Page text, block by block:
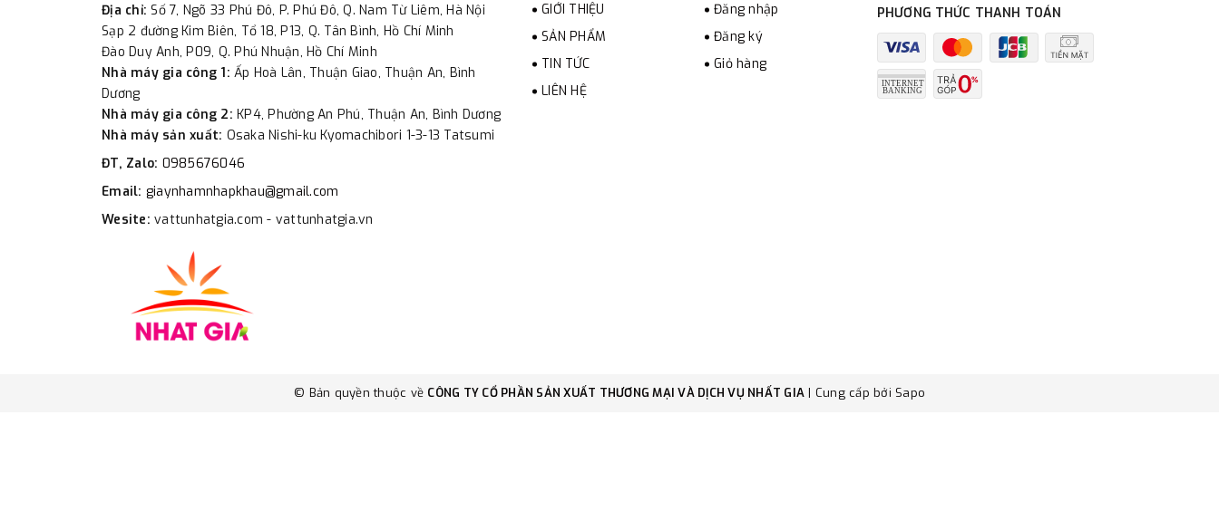
Địa chỉ:Số 7, Ngõ 33 Phú Đô, P. Phú Đô, Q. Nam Từ Liêm, Hà Nội
Sạp 2 đường Kim Biên, Tổ 18, P13, Q. Tân Bình, Hồ Chí Minh
Đào Duy Anh, P09, Q. Phú Nhuận, Hồ Chí Minh
Nhà máy gia công 1: Ấp Hoà Lân, Thuận Giao, Thuận An, Bình
Dương
Nhà máy gia công 2: KP4, Phường An Phú, Thuận An, Bình Dương
Nhà máy sản xuất: Osaka Nishi-ku Kyomachibori 1-3-13 Tatsumi
ĐT, Zalo: 0985676046
Email: giaynhamnhapkhau@gmail.com
Wesite: vattunhatgia.com - vattunhatgia.vn
GIỚI THIỆU
SẢN PHẨM
TIN TỨC
LIÊN HỆ
Đăng nhập
Đăng ký
Giỏ hàng
PHƯƠNG THỨC THANH TOÁN
© Bản quyền thuộc về CÔNG TY CỔ PHẦN SẢN XUẤT THƯƠNG MẠI VÀ DỊCH VỤ NHẤT GIA | Cung cấp bởi Sapo